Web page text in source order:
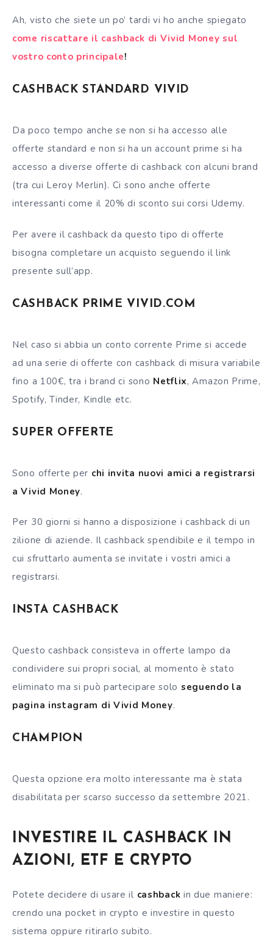
Ah, visto che siete un po’ tardi vi ho anche spiegato
come riscattare il cashback di Vivid Money sul
vostro conto principale!
CASHBACK STANDARD VIVID
Da poco tempo anche se non si ha accesso alle
offerte standard e non si ha un account prime si ha
accesso a diverse offerte di cashback con alcuni brand
(tra cui Leroy Merlin). Ci sono anche offerte
interessanti come il 20% di sconto sui corsi Udemy.
Per avere il cashback da questo tipo di offerte
bisogna completare un acquisto seguendo il link
presente sull’app.
CASHBACK PRIME VIVID.COM
Nel caso si abbia un conto corrente Prime si accede
ad una serie di offerte con cashback di misura variabile
fino a 100€, tra i brand ci sono Netflix, Amazon Prime,
Spotify, Tinder, Kindle etc.
SUPER OFFERTE
Sono offerte per chi invita nuovi amici a registrarsi
a Vivid Money.
Per 30 giorni si hanno a disposizione i cashback di un
zilione di aziende. Il cashback spendibile e il tempo in
cui sfruttarlo aumenta se invitate i vostri amici a
registrarsi.
INSTA CASHBACK
Questo cashback consisteva in offerte lampo da
condividere sui propri social, al momento è stato
eliminato ma si può partecipare solo seguendo la
pagina instagram di Vivid Money.
CHAMPION
Questa opzione era molto interessante ma è stata
disabilitata per scarso successo da settembre 2021.
INVESTIRE IL CASHBACK IN
AZIONI, ETF E CRYPTO
Potete decidere di usare il cashback in due maniere:
crendo una pocket in crypto e investire in questo
sistema oppure ritirarlo subito.